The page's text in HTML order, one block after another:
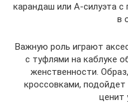
карандаш или А-силуэта
в
Важную роль играют
с туфлями на каблуке
женственности.
кроссовками,
ценит